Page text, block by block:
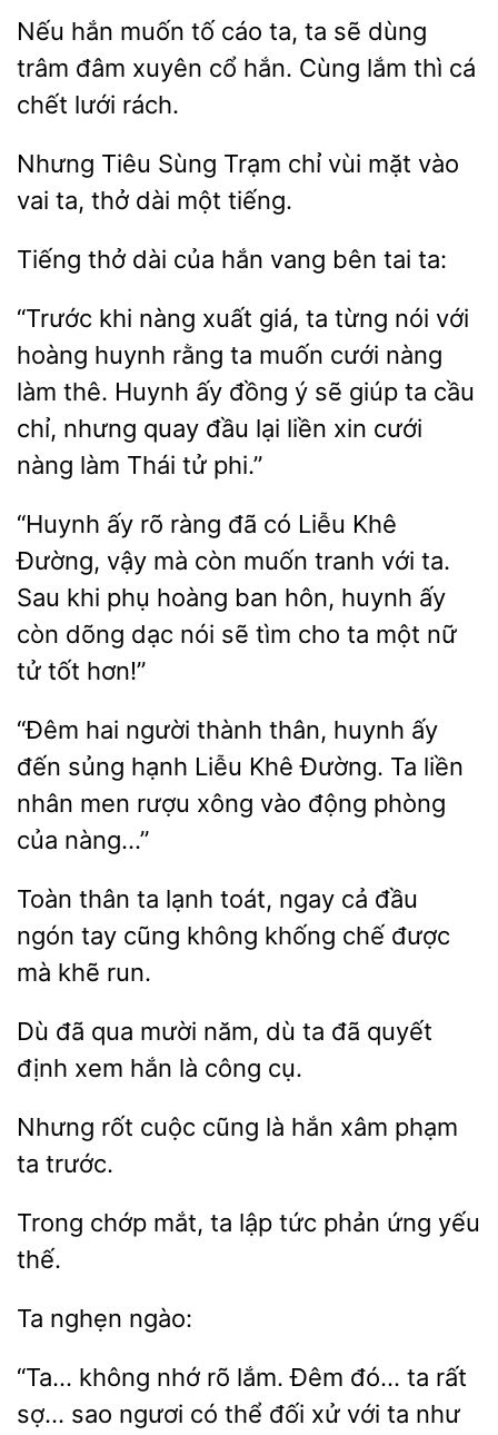
Nếu hắn cáo ta,
sẽ dùng
trâm đâm xuyên cổ hắn. Cùng lắm thì cá
chết lưới rách.
Nhưng Sùng Trạm
vùi mặt vào
vai ta, thở dài
tiếng.
Tiếng thở dài của hắn tai
“Trước khi nàng xuất
ta từng nói
hoàng huynh rằng ta muốn cưới nàng
làm thê.
ấy đồng ý sẽ giúp ta cầu
chỉ, nhưng quay đầu lại liền xin cưới
nàng làm Thái tử phi.”
“Huynh ấy rõ ràng đã có
Khê
Đường, vậy mà còn muốn
với ta.
Sau
phụ hoàng ban hôn, huynh ấy
còn dõng dạc nói sẽ tìm cho ta một nữ
tử tốt hơn!”
“Đêm hai người thành thân, huynh ấy
đến sủng hạnh
Khê Đường. Ta liền
nhân men rượu xông vào động phòng
Toàn thân ta
toát, ngay cả
ngón tay cũng không
chế được
mà khẽ run.
đã
mười năm, dù ta đã quyết
định xem hắn
công cụ.
Nhưng cuộc cũng là
xâm phạm
trước.
Trong chớp ta tức
ứng yếu
thế.
“Ta… không nhớ rõ lắm.
ta rất
sợ… sao ngươi có thể đối xử với ta